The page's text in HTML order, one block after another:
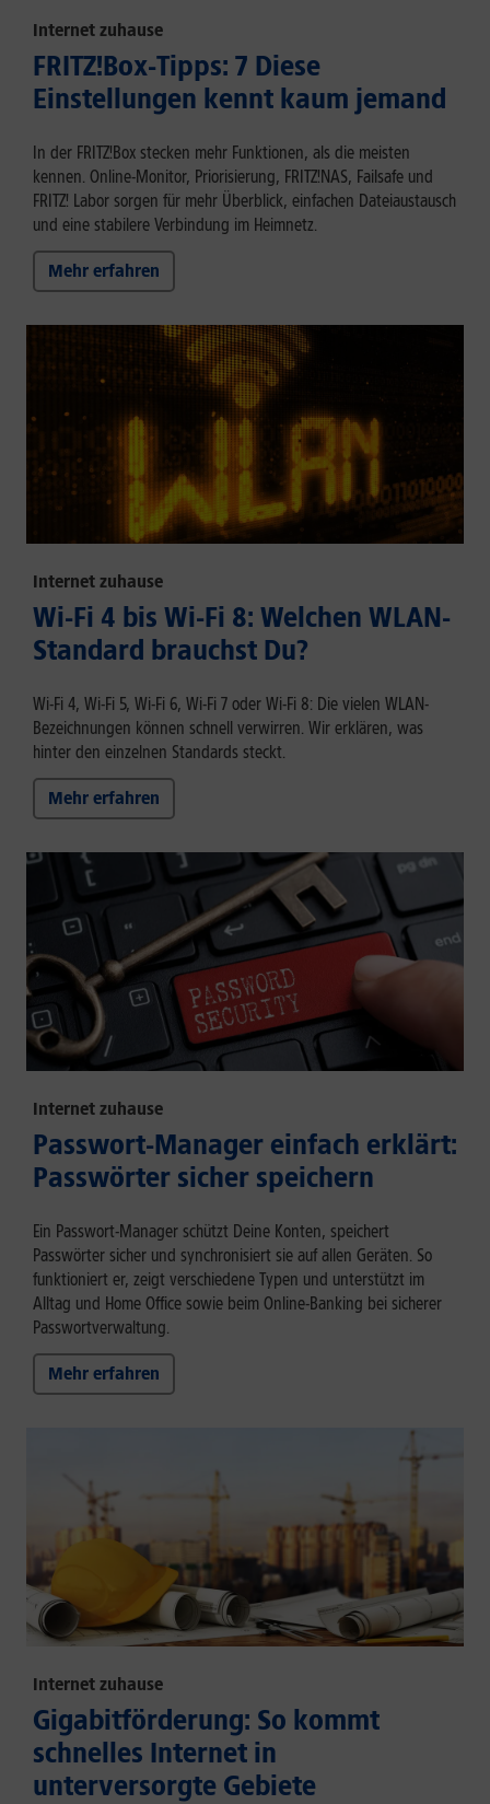
Internet zuhause
FRITZ!Box-Tipps: 7 Diese
Einstellungen kennt kaum jemand
In der FRITZ!Box stecken mehr Funktionen, als die meisten
kennen. Online-Monitor, Priorisierung, FRITZ!NAS, Failsafe und
FRITZ! Labor sorgen für mehr Überblick, einfachen Dateiaustausch
und eine stabilere Verbindung im Heimnetz.
Mehr erfahren
Internet zuhause
Wi-Fi 4 bis Wi-Fi 8: Welchen WLAN-
Standard brauchst Du?
Wi-Fi 4, Wi-Fi 5, Wi-Fi 6, Wi-Fi 7 oder Wi-Fi 8: Die vielen WLAN-
Bezeichnungen können schnell verwirren. Wir erklären, was
hinter den einzelnen Standards steckt.
Mehr erfahren
Internet zuhause
Passwort-Manager einfach erklärt:
Passwörter sicher speichern
Ein Passwort-Manager schützt Deine Konten, speichert
Passwörter sicher und synchronisiert sie auf allen Geräten. So
funktioniert er, zeigt verschiedene Typen und unterstützt im
Alltag und Home Office sowie beim Online-Banking bei sicherer
Passwortverwaltung.
Mehr erfahren
Internet zuhause
Gigabitförderung: So kommt
schnelles Internet in
unterversorgte Gebiete